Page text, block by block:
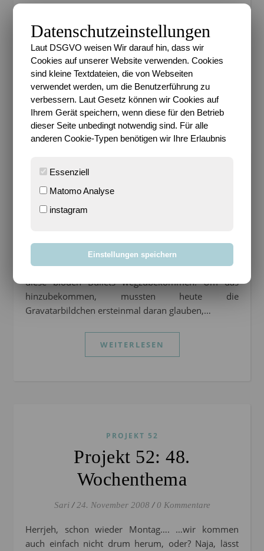
morgens ein bisschen länger liegen bleiben zu
können, mache ich zwar nicht (ich stehe immer
gegen 07.30 Uhr auf), aber das tut nichts zur…
WEITERLESEN
Sidebar – Fast fertig!!!
gesamte Zeit dafür drauf, um bei dem “zuletzt bei”
diese blöden Bullets wegzubekommen. Um das
hinzubekommen, mussten heute die
Gravatarbildchen ersteinmal daran glauben,…
WEITERLESEN
PROJEKT 52
Projekt 52: 48.
Wochenthema
Sari / 24. November 2008 / 0 Kommentare
Herrjeh, schon wieder Montag…. …wir kommen
auch einfach nicht drum herum, oder? Naja, lässt
Datenschutzeinstellungen
Laut DSGVO weisen Wir darauf hin, dass wir
Cookies auf unserer Website verwenden. Cookies
sind kleine Textdateien, die von Webseiten
verwendet werden, um die Benutzerführung zu
verbessern. Laut Gesetz können wir Cookies auf
Ihrem Gerät speichern, wenn diese für den Betrieb
dieser Seite unbedingt notwendig sind. Für alle
anderen Cookie-Typen benötigen wir Ihre Erlaubnis
Essenziell
Matomo Analyse
instagram
Einstellungen speichern